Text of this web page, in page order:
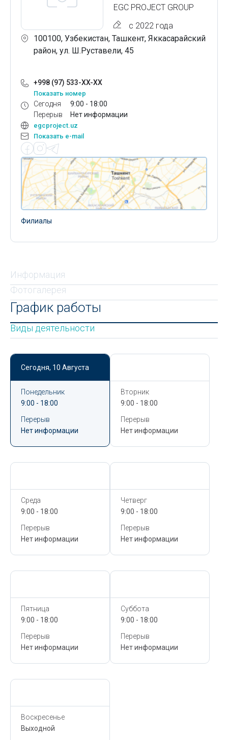
EGC PROJECT GROUP
с 2022 года
100100, Узбекистан, Ташкент, Яккасарайский
район, ул. Ш.Руставели, 45
+998 (97) 533-XX-XX
Показать номер
Сегодня
Перерыв
9:00 - 18:00
Нет информации
egcproject.uz
Показать e-mail
Филиалы
Информация
Фотогалерея
График работы
Виды деятельности
Сегодня, 10 Августа
Понедельник
9:00 - 18:00
Перерыв
Нет информации
Вторник
9:00 - 18:00
Перерыв
Нет информации
Среда
9:00 - 18:00
Перерыв
Нет информации
Четверг
9:00 - 18:00
Перерыв
Нет информации
Пятница
9:00 - 18:00
Перерыв
Нет информации
Суббота
9:00 - 18:00
Перерыв
Нет информации
Воскресенье
Выходной